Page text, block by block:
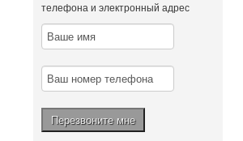
телефона и электронный адрес